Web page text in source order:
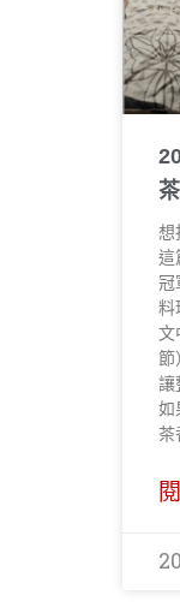
想
這
冠
料
文
節
讓
如
茶